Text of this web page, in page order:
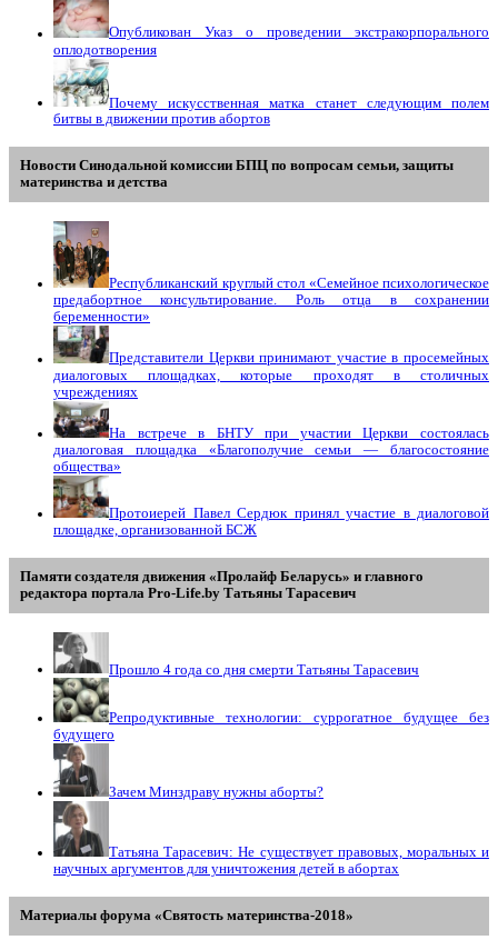
Опубликован Указ о проведении экстракорпорального
оплодотворения
Почему искусственная матка станет следующим полем
битвы в движении против абортов
Новости Синодальной комиссии БПЦ по вопросам семьи, защиты
материнства и детства
Республиканский круглый стол «Семейное психологическое
предабортное консультирование. Роль отца в сохранении
беременности»
Представители Церкви принимают участие в просемейных
диалоговых площадках, которые проходят в столичных
учреждениях
На встрече в БНТУ при участии Церкви состоялась
диалоговая площадка «Благополучие семьи — благосостояние
общества»
Протоиерей Павел Сердюк принял участие в диалоговой
площадке, организованной БСЖ
Памяти создателя движения «Пролайф Беларусь» и главного
редактора портала Pro-Life.by Tатьяны Tарасевич
Прошло 4 года со дня смерти Татьяны Тарасевич
Репродуктивные технологии: суррогатное будущее без
будущего
Зачем Минздраву нужны аборты?
Татьяна Тарасевич: Не существует правовых, моральных и
научных аргументов для уничтожения детей в абортах
Материалы форума «Святость материнства-2018»